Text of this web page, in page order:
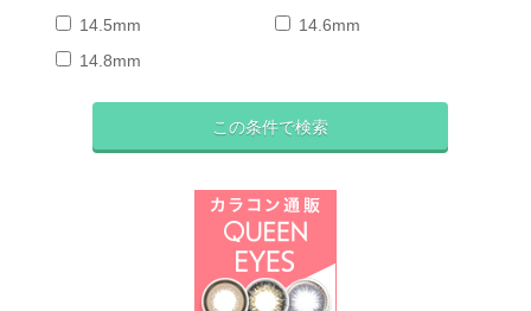
14.5mm
14.6mm
14.8mm